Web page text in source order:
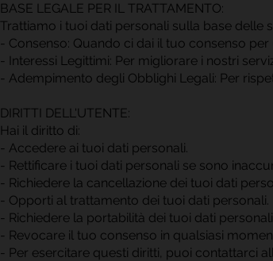
BASE LEGALE PER IL TRATTAMENTO:
Trattiamo i tuoi dati personali sulla base delle
- Consenso: Quando ci dai il tuo consenso per
- Interessi Legittimi: Per migliorare i nostri
- Adempimento degli Obblighi Legali: Per
DIRITTI DELL'UTENTE:
Hai il diritto di:
- Accedere ai tuoi dati personali.
- Rettificare i tuoi dati personali se sono
- Richiedere la cancellazione dei tuoi dati
- Opporti al trattamento dei tuoi dati personali.
- Richiedere la portabilità dei tuoi dati
- Revocare il tuo consenso in qualsiasi
- Per esercitare questi diritti, puoi contattarci